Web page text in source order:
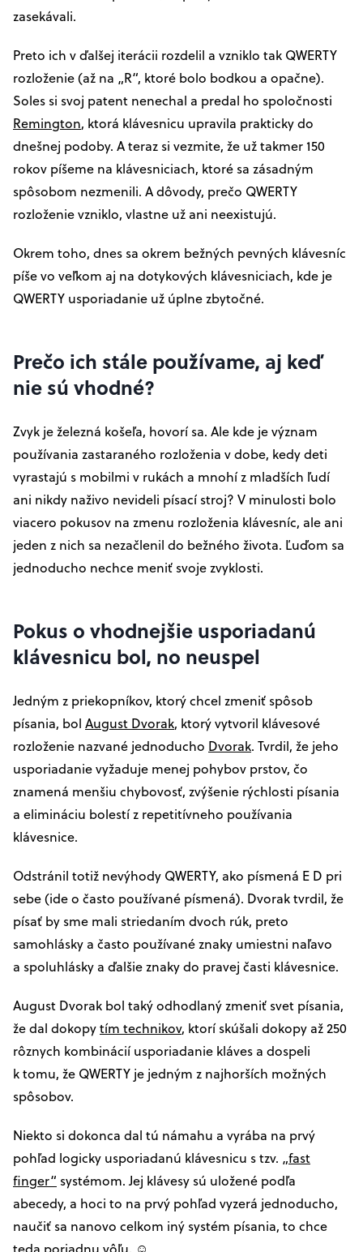
zasekávali.
Preto ich v ďalšej iterácii rozdelil a vzniklo tak QWERTY
rozloženie (až na „R“, ktoré bolo bodkou a opačne).
Soles si svoj patent nenechal a predal ho spoločnosti
Remington, ktorá klávesnicu upravila prakticky do
dnešnej podoby. A teraz si vezmite, že už takmer 150
rokov píšeme na klávesniciach, ktoré sa zásadným
spôsobom nezmenili. A dôvody, prečo QWERTY
rozloženie vzniklo, vlastne už ani neexistujú.
Okrem toho, dnes sa okrem bežných pevných klávesníc
píše vo veľkom aj na dotykových klávesniciach, kde je
QWERTY usporiadanie už úplne zbytočné.
Prečo ich stále používame, aj keď
nie sú vhodné?
Zvyk je železná košeľa, hovorí sa. Ale kde je význam
používania zastaraného rozloženia v dobe, kedy deti
vyrastajú s mobilmi v rukách a mnohí z mladších ľudí
ani nikdy naživo nevideli písací stroj? V minulosti bolo
viacero pokusov na zmenu rozloženia klávesníc, ale ani
jeden z nich sa nezačlenil do bežného života. Ľuďom sa
jednoducho nechce meniť svoje zvyklosti.
Pokus o vhodnejšie usporiadanú
klávesnicu bol, no neuspel
Jedným z priekopníkov, ktorý chcel zmeniť spôsob
písania, bol August Dvorak, ktorý vytvoril klávesové
rozloženie nazvané jednoducho Dvorak. Tvrdil, že jeho
usporiadanie vyžaduje menej pohybov prstov, čo
znamená menšiu chybovosť, zvýšenie rýchlosti písania
a elimináciu bolestí z repetitívneho používania
klávesnice.
Odstránil totiž nevýhody QWERTY, ako písmená E D pri
sebe (ide o často používané písmená). Dvorak tvrdil, že
písať by sme mali striedaním dvoch rúk, preto
samohlásky a často používané znaky umiestni naľavo
a spoluhlásky a ďalšie znaky do pravej časti klávesnice.
August Dvorak bol taký odhodlaný zmeniť svet písania,
že dal dokopytím technikov, ktorí skúšali dokopy až 250
rôznych kombinácií usporiadanie kláves a dospeli
k tomu, že QWERTY je jedným z najhorších možných
spôsobov.
Niekto si dokonca dal tú námahu a vyrába na prvý
pohľad logicky usporiadanú klávesnicu s tzv. „fast
finger“ systémom. Jej klávesy sú uložené podľa
abecedy, a hoci to na prvý pohľad vyzerá jednoducho,
naučiť sa nanovo celkom iný systém písania, to chce